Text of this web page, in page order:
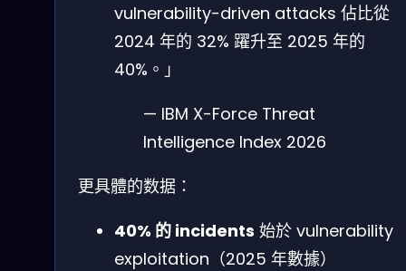
vulnerability-driven attacks 佔比從
2024 年的 32% 躍升至 2025 年的
40%。」
— IBM X-Force Threat
Intelligence Index 2026
更具體的数据：
40% 的 incidents 始於 vulnerability
exploitation（2025 年數據）